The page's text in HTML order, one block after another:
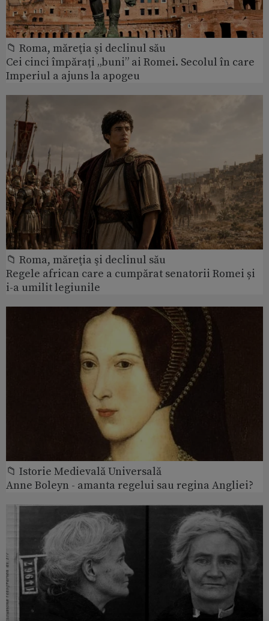
📁 Roma, măreţia şi declinul său
Cei cinci împărați „buni” ai Romei. Secolul în care
Imperiul a ajuns la apogeu
📁 Roma, măreţia şi declinul său
Regele african care a cumpărat senatorii Romei și
i-a umilit legiunile
📁 Istorie Medievală Universală
Anne Boleyn - amanta regelui sau regina Angliei?